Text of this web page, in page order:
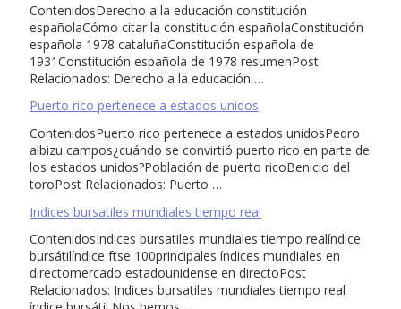
ContenidosDerecho a la educación constitución
españolaCómo citar la constitución españolaConstitución
española 1978 cataluñaConstitución española de
1931Constitución española de 1978 resumenPost
Relacionados: Derecho a la educación …
Puerto rico pertenece a estados unidos
ContenidosPuerto rico pertenece a estados unidosPedro
albizu campos¿cuándo se convirtió puerto rico en parte de
los estados unidos?Población de puerto ricoBenicio del
toroPost Relacionados: Puerto …
Indices bursatiles mundiales tiempo real
ContenidosIndices bursatiles mundiales tiempo realíndice
bursátilíndice ftse 100principales índices mundiales en
directomercado estadounidense en directoPost
Relacionados: Indices bursatiles mundiales tiempo real